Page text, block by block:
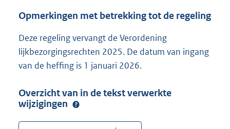
Opmerkingen met betrekking tot de regeling
Deze regeling vervangt de Verordening
lijkbezorgingsrechten 2025. De datum van ingang
van de heffing is 1 januari 2026.
Overzicht van in de tekst verwerkte
wijzigingen